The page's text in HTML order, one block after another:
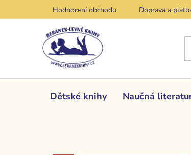
na
Hodnocení obchodu Doprava a
Dětské knihy Naučná